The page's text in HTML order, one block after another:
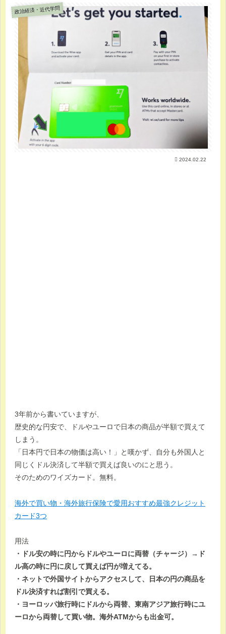
政治経済・近代学問
2024.02.22
3年前から書いていますが、
歴史的な円安で、ドルやユーロで日本の商品が半額で買えて
しまう。
「日本円で日本の物価は高い！」と嘆かず、自分も外国人と
同じくドル決済して半額で買えば良いのにと思う。
そのためのワイズカード。無料。
海外で買い物・海外旅行保険で愛用おすすめ最強クレジット
カード3つ
用法
・ドル安の時に円からドルやユーロに両替（チャージ）→ド
ル高の時に円に戻して買えば円が増えてる。
・ネットで外国サイトからアクセスして、日本の円の商品を
ドル決済すれば割引で買える。
・ヨーロッパ旅行時にドルから両替、東南アジア旅行時にユ
ーロから両替して買い物。海外ATMからも出金可。